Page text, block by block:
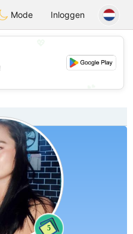
Chat
Mode Inloggen
5